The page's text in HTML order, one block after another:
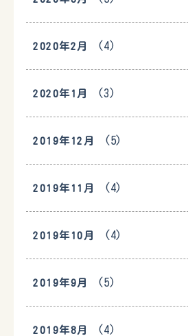
2020年2月 (4)
2020年1月 (3)
2019年12月 (5)
2019年11月 (4)
2019年10月 (4)
2019年9月 (5)
2019年8月 (4)